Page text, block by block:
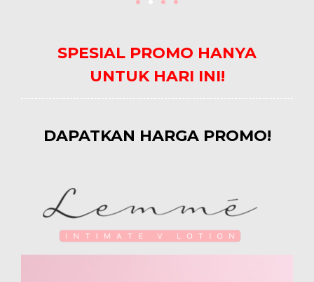
SPESIAL PROMO HANYA
UNTUK HARI INI!
DAPATKAN HARGA PROMO!